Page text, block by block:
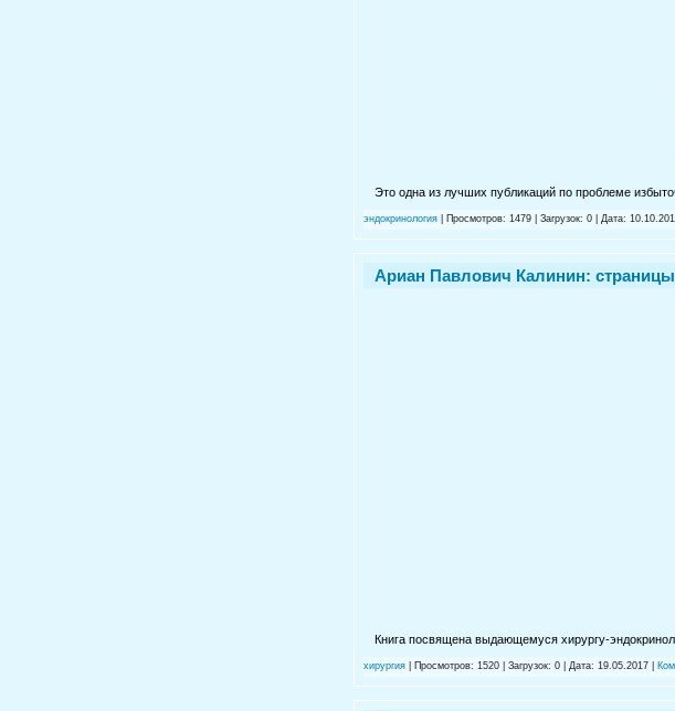
Это одна из лучших публикаций по проблеме
эндокринология | Просмотров: 1479 | Загрузок: 0 | Дата:
Ариан Павлович Калинин:
Книга посвящена выдающемуся хирургу-
хирургия | Просмотров: 1520 | Загрузок: 0 | Дата: 19.05.2017